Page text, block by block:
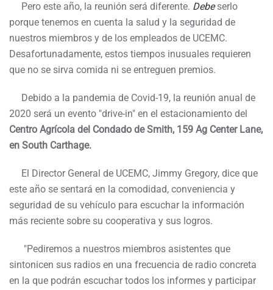
Pero este año, la reunión será diferente. Debeserlo
porque tenemos en cuenta la salud y la seguridad de
nuestros miembros y de los empleados de UCEMC.
Desafortunadamente, estos tiempos inusuales requieren
que no se sirva comida ni se entreguen premios.
Debido a la pandemia de Covid-19, la reunión anual de
2020 será un evento "drive-in" en el estacionamiento del
Centro Agrícola del Condado de Smith, 159 Ag Center Lane,
en South Carthage.
El Director General de UCEMC, Jimmy Gregory, dice que
este año se sentará en la comodidad, conveniencia y
seguridad de su vehículo para escuchar la información
más reciente sobre su cooperativa y sus logros.
"Pediremos a nuestros miembros asistentes que
sintonicen sus radios en una frecuencia de radio concreta
en la que podrán escuchar todos los informes y participar